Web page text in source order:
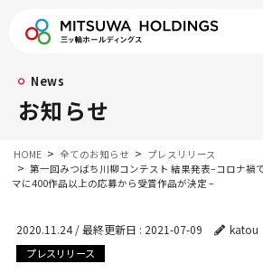
News
お知らせ
HOME 全てのお知らせ
プレスリリース
第一回みつばち川柳コンテスト 結果発表–コロナ禍
マに400作品以上の応募から受賞作品が決定 –
2020.11.24 / 最終更新日 : 2021-07-09 katou
プレスリリース